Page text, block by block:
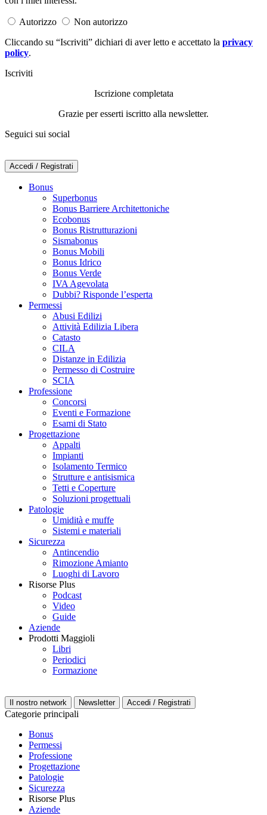
Autorizzo
Non autorizzo
Cliccando su “Iscriviti” dichiari di aver letto e accettato la privacy
policy.
Iscriviti
Iscrizione completata
Grazie per esserti iscritto alla newsletter.
Seguici sui social
Accedi / Registrati
Bonus
Superbonus
Bonus Barriere Architettoniche
Ecobonus
Bonus Ristrutturazioni
Sismabonus
Bonus Mobili
Bonus Idrico
Bonus Verde
IVA Agevolata
Dubbi? Risponde l’esperta
Permessi
Abusi Edilizi
Attività Edilizia Libera
Catasto
CILA
Distanze in Edilizia
Permesso di Costruire
SCIA
Professione
Concorsi
Eventi e Formazione
Esami di Stato
Progettazione
Appalti
Impianti
Isolamento Termico
Strutture e antisismica
Tetti e Coperture
Soluzioni progettuali
Patologie
Umidità e muffe
Sistemi e materiali
Sicurezza
Antincendio
Rimozione Amianto
Luoghi di Lavoro
Risorse Plus
Podcast
Video
Guide
Aziende
Prodotti Maggioli
Libri
Periodici
Formazione
Il nostro network Newsletter Accedi / Registrati
Categorie principali
Bonus
Permessi
Professione
Progettazione
Patologie
Sicurezza
Risorse Plus
Aziende